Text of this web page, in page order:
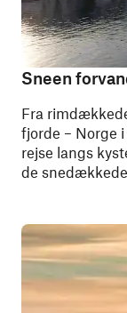
Sneen
Fra
fjorde – Norge
rejse langs
de